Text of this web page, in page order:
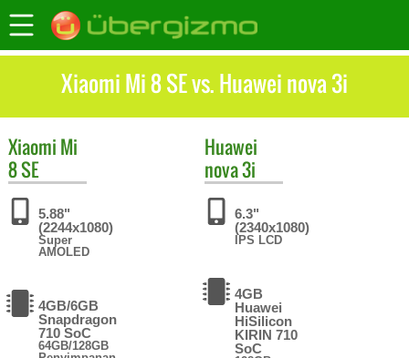
Xiaomi Mi 8 SE vs. Huawei nova 3i
Xiaomi Mi
8 SE
5.88"
(2244x1080)
Super
AMOLED
4GB/6GB
Snapdragon
710 SoC
64GB/128GB
Huawei
nova 3i
6.3"
(2340x1080)
IPS LCD
4GB
Huawei
HiSilicon
KIRIN 710
SoC